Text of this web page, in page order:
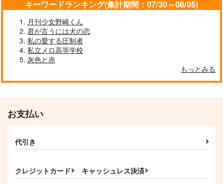
押しかけ蛸ちゃんと引
きこもり神様
late show
イデア×アズール
サンプル
作品詳細
ましゅまろめもりーず
脳直百貨店
サンプル
エポード・マキアー
2,189 円（税込）
その他
イデア×アズール
パイン長官のパインは
パインナップルじゃな
いのよ
うすべに文庫
330
ACCA13区監察課
leman
1,572
その他
イデア×アズール
サンプル
E'toile.
専売 787円（税込）
SAMURAI MODE
空振りファンタズマ
専売 630円
キーワードランキング(集計期間：07/30～08/05)
月刊少女野崎くん
君が言うには犬の恋
私の愛する圧制者
私立メロ高等学校
灰色と赤
もっとみる
お支払い
代引き
クレジットカード キャッシュレス決済